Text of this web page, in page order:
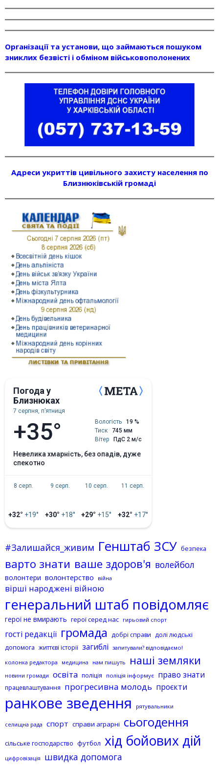
Організації та установи, що займаються пошуком
зниклих безвісті і обміном військовополонених
Адреси укриттів цивільного захисту населення по
Близнюківській громаді
Погода у
Близнюках
7 серпня, пʼятниця
+35° Вологість
19 %
Тиск
745 мм
Вітер
ПдС 2 м/с
невелика хмарність, без опадів, дуже
спекотно
8 серп.
+32° +19°
9 серп.
+30° +18°
10 серп.
+29° +15°
11 серп.
+32° +17°
#Залишайся_живим Генштаб ЗСУ безпека
варто знати ваше здоров'я волейбол
волонтери волонтерство війна
вірші народжені війною
генеральний штаб повідомляє
герої не вмирають герої серед нас гирьовий спорт
гості редакції громада добрі справи долі людські
допомога життєві історії загиблі запитували? відповідаємо!
колонка редактора
медицина нам пишуть наші земляки
новини громади освіта поліція поліція інформує право знати
працевлаштування прогресивна молодь проєкти
ранкове зведення рятувальники
селищна рада спорт справи аграрні сьогодення
сільське господарство футбол хід бойових дій
цифровізація швидка допомога